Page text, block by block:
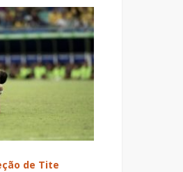
de Tite